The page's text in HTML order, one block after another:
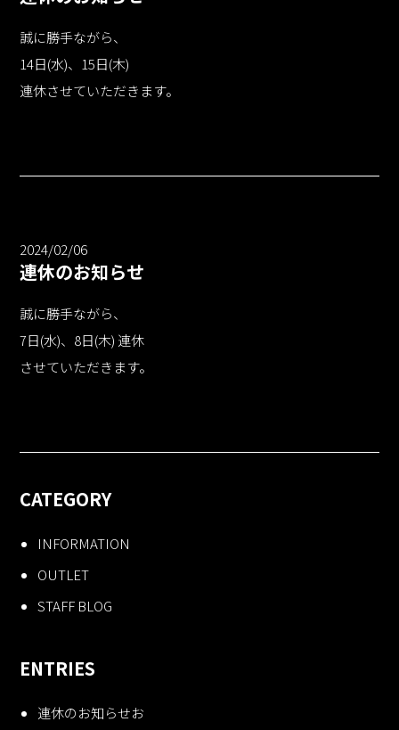
誠に勝手ながら、
14日(水)、15日(木)
連休させていただきます。
2024/02/06
連休のお知らせ
誠に勝手ながら、
7日(水)、8日(木) 連休
させていただきます。
CATEGORY
INFORMATION
OUTLET
STAFF BLOG
ENTRIES
連休のお知らせお